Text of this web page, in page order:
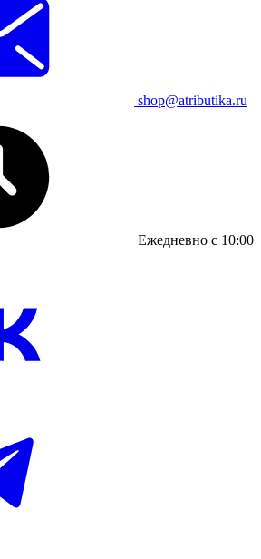
shop@atributika.ru
Ежедневно с 10:00